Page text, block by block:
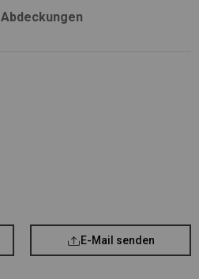
Abdeckungen
E-Mail senden